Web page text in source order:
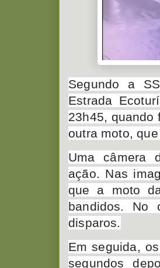
Segundo a
Estrada
23h45, quando
outra moto,
Uma câmera
ação. Nas
que a moto
bandidos. No
disparos.
Em seguida,
segundos